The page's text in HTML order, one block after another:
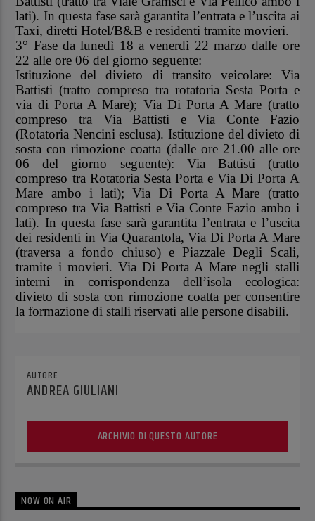
lati). In questa fase sarà garantita l’entrata e l’uscita ai
Taxi, diretti Hotel/B&B e residenti tramite movieri.
3° Fase da lunedì 18 a venerdì 22 marzo dalle ore
22 alle ore 06 del giorno seguente:
Istituzione del divieto di transito veicolare: Via
Battisti (tratto compreso tra rotatoria Sesta Porta e
via di Porta A Mare); Via Di Porta A Mare (tratto
compreso tra Via Battisti e Via Conte Fazio
(Rotatoria Nencini esclusa). Istituzione del divieto di
sosta con rimozione coatta (dalle ore 21.00 alle ore
06 del giorno seguente): Via Battisti (tratto
compreso tra Rotatoria Sesta Porta e Via Di Porta A
Mare ambo i lati); Via Di Porta A Mare (tratto
compreso tra Via Battisti e Via Conte Fazio ambo i
lati). In questa fase sarà garantita l’entrata e l’uscita
dei residenti in Via Quarantola, Via Di Porta A Mare
(traversa a fondo chiuso) e Piazzale Degli Scali,
tramite i movieri. Via Di Porta A Mare negli stalli
interni in corrispondenza dell’isola ecologica:
divieto di sosta con rimozione coatta per consentire
la formazione di stalli riservati alle persone disabili.
AUTORE
ANDREA GIULIANI
ARCHIVIO DI QUESTO AUTORE
NOW ON AIR